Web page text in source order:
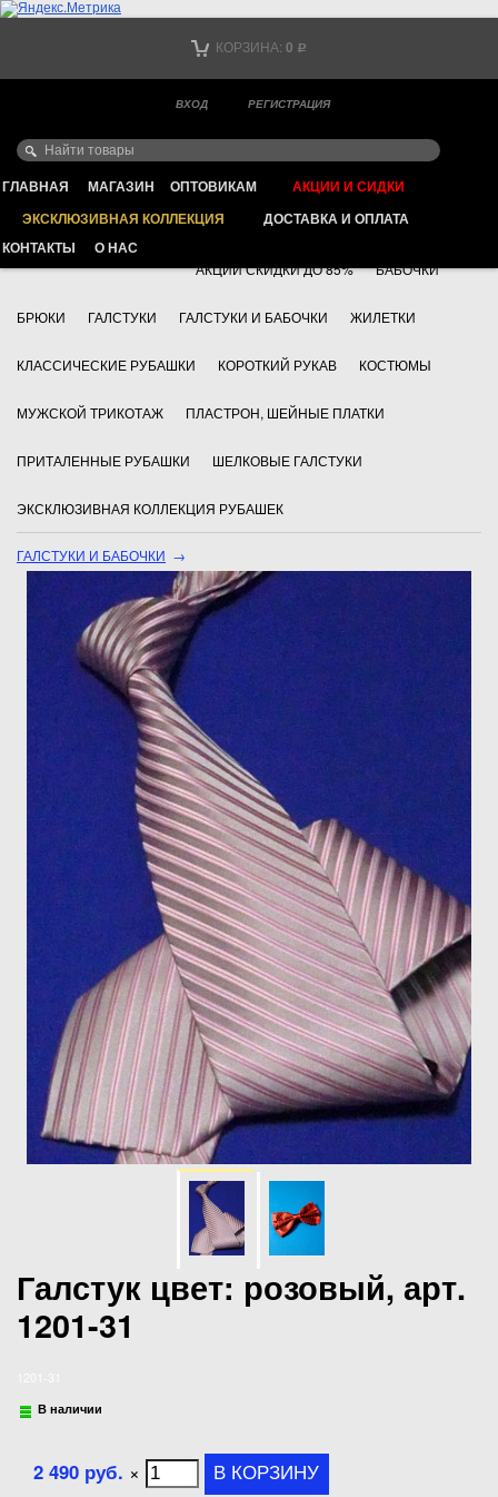
КОРЗИНА: 0 Р
ВХОД РЕГИСТРАЦИЯ
ГЛАВНАЯ МАГАЗИН ОПТОВИКАМ
АКЦИИ И СИДКИ
ЭКСКЛЮЗИВНАЯ КОЛЛЕКЦИЯ
ДОСТАВКА И ОПЛАТА
КОНТАКТЫ
О НАС
Ваш город -
ИНТЕРНЕТ МАГАЗИН КЛАССИЧЕСКОЙ МУЖСКОЙ ОДЕЖДЫ
+7 495 783 69 17 АКСЕССУАРЫ
АКЦИИ СКИДКИ ДО 85% БАБОЧКИ
БРЮКИ ГАЛСТУКИ ГАЛСТУКИ И БАБОЧКИ ЖИЛЕТКИ
КЛАССИЧЕСКИЕ РУБАШКИ КОРОТКИЙ РУКАВ КОСТЮМЫ
МУЖСКОЙ ТРИКОТАЖ ПЛАСТРОН, ШЕЙНЫЕ ПЛАТКИ
ПРИТАЛЕННЫЕ РУБАШКИ ШЕЛКОВЫЕ ГАЛСТУКИ
ЭКСКЛЮЗИВНАЯ КОЛЛЕКЦИЯ РУБАШЕК
ГАЛСТУКИ И БАБОЧКИ →
Галстук цвет: розовый, арт.
1201-31
В наличии
2 490 руб. ×